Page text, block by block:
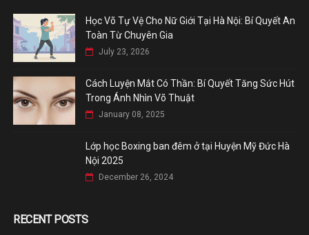
Học Võ Tự Vệ Cho Nữ Giới Tại Hà Nội: Bí Quyết An
Toàn Từ Chuyên Gia
July 23, 2026
Cách Luyện Mắt Có Thần: Bí Quyết Tăng Sức Hút
Trong Ánh Nhìn Võ Thuật
January 08, 2025
Lớp học Boxing ban đêm ở tại Huyện Mỹ Đức Hà
Nội 2025
December 26, 2024
RECENT POSTS